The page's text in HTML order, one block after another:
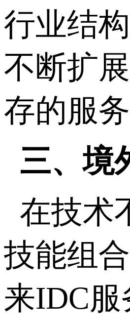
行业结
不断扩
存的服务
三、境
在技术
技能组
来IDC